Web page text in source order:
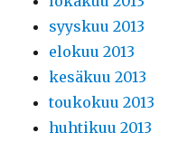
syyskuu 2013
elokuu 2013
kesäkuu 2013
toukokuu 2013
huhtikuu 2013